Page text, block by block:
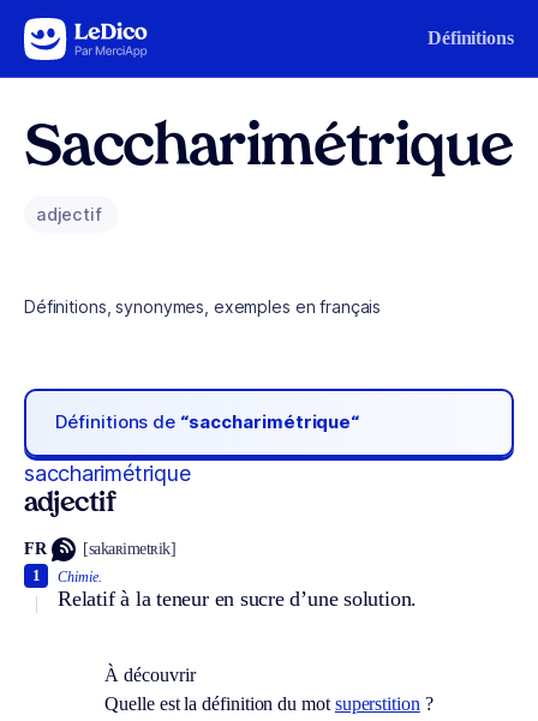
Aller au contenu Définitions
Saccharimétrique
adjectif
Définitions, synonymes, exemples en français
Définitions de “saccharimétrique“
saccharimétrique
adjectif
FR [sakaʀimetʀik]
Chimie.
Relatif à la teneur en sucre d’une solution.
1
À découvrir
Quelle est la définition du mot superstition ?